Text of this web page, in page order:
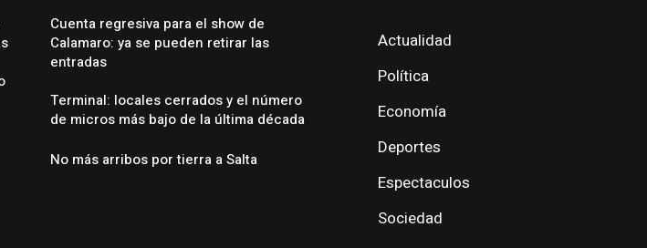
Cuenta regresiva para el show de
Calamaro: ya se pueden retirar las
entradas
Terminal: locales cerrados y el número
de micros más bajo de la última década
No más arribos por tierra a Salta
Actualidad
Política
Economía
Deportes
Espectaculos
Sociedad